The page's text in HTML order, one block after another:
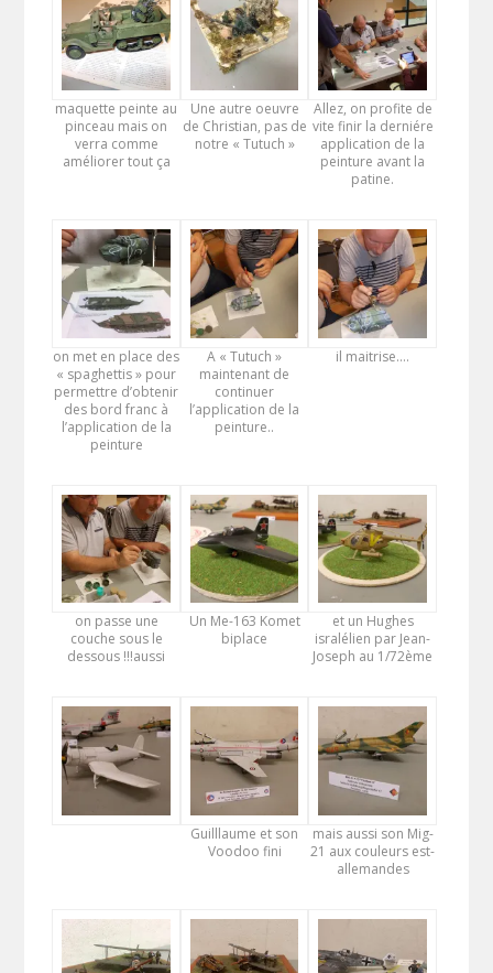
maquette peinte au
pinceau mais on
verra comme
améliorer tout ça
Une autre oeuvre
de Christian, pas de
notre « Tutuch »
Allez, on profite de
vite finir la derniére
application de la
peinture avant la
patine.
on met en place des
« spaghettis » pour
permettre d’obtenir
des bord franc à
l’application de la
peinture
A « Tutuch »
maintenant de
continuer
l’application de la
peinture..
il maitrise….
on passe une
couche sous le
dessous !!!aussi
Un Me-163 Komet
biplace
et un Hughes
isralélien par Jean-
Joseph au 1/72ème
Guilllaume et son
Voodoo fini
mais aussi son Mig-
21 aux couleurs est-
allemandes